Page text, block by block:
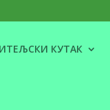
КУТАК